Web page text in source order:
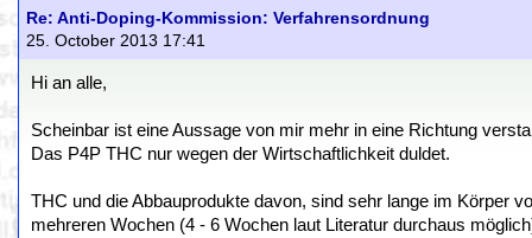
Re: Anti-Doping-Kommission: Verfahrensordnung
25. October 2013 17:41
Hi an alle,
Scheinbar ist eine Aussage von mir mehr in eine Richtung
Das P4P THC nur wegen der Wirtschaftlichkeit duldet.
THC und die Abbauprodukte davon, sind sehr lange im Körper
mehreren Wochen (4 - 6 Wochen laut Literatur durchaus